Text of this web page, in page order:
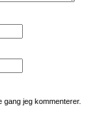
jeg kommenterer.